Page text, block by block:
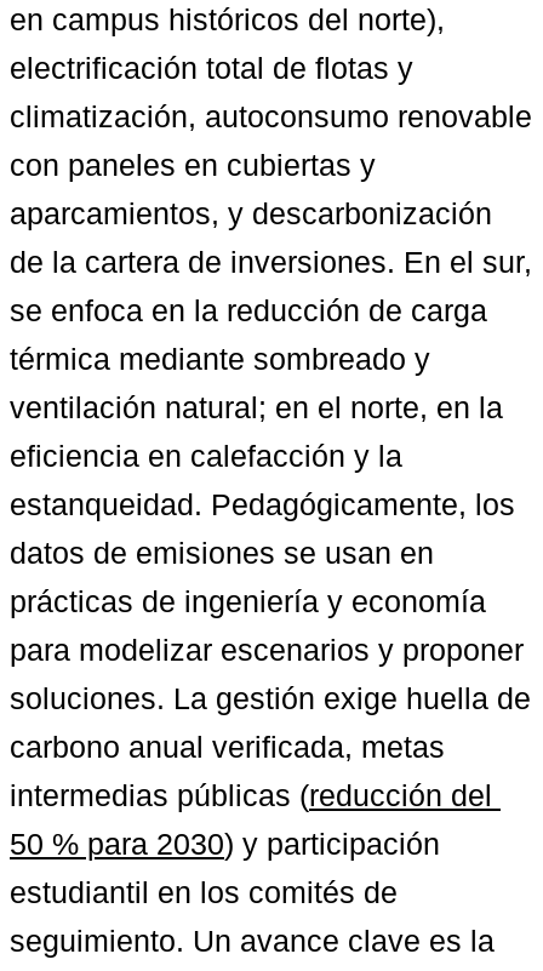
en campus históricos del norte),
electrificación total de flotas y
climatización, autoconsumo renovable
con paneles en cubiertas y
aparcamientos, y descarbonización
de la cartera de inversiones. En el sur,
se enfoca en la reducción de carga
térmica mediante sombreado y
ventilación natural; en el norte, en la
eficiencia en calefacción y la
estanqueidad. Pedagógicamente, los
datos de emisiones se usan en
prácticas de ingeniería y economía
para modelizar escenarios y proponer
soluciones. La gestión exige huella de
carbono anual verificada, metas
intermedias públicas (reducción del
50 % para 2030) y participación
estudiantil en los comités de